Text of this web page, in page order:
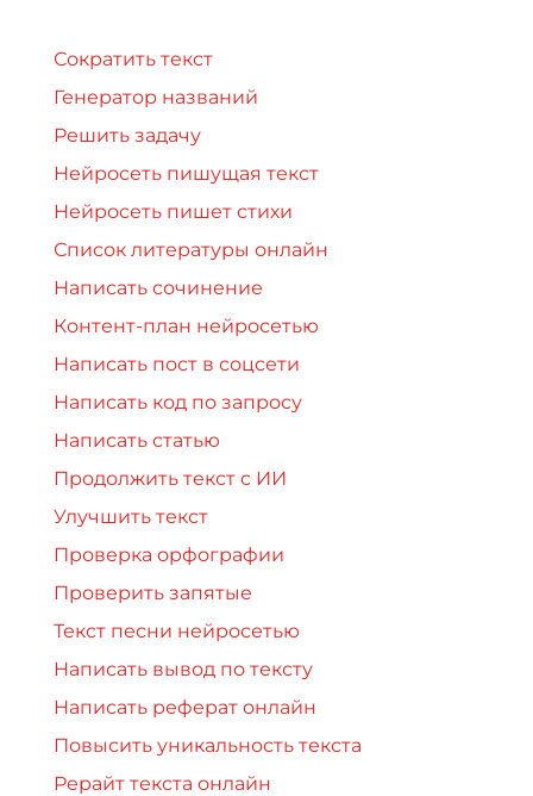
Сократить текст
Генератор названий
Решить задачу
Нейросеть пишущая текст
Нейросеть пишет стихи
Список литературы онлайн
Написать сочинение
Контент-план нейросетью
Написать пост в соцсети
Написать код по запросу
Написать статью
Продолжить текст с ИИ
Улучшить текст
Проверка орфографии
Проверить запятые
Текст песни нейросетью
Написать вывод по тексту
Написать реферат онлайн
Повысить уникальность текста
Рерайт текста онлайн